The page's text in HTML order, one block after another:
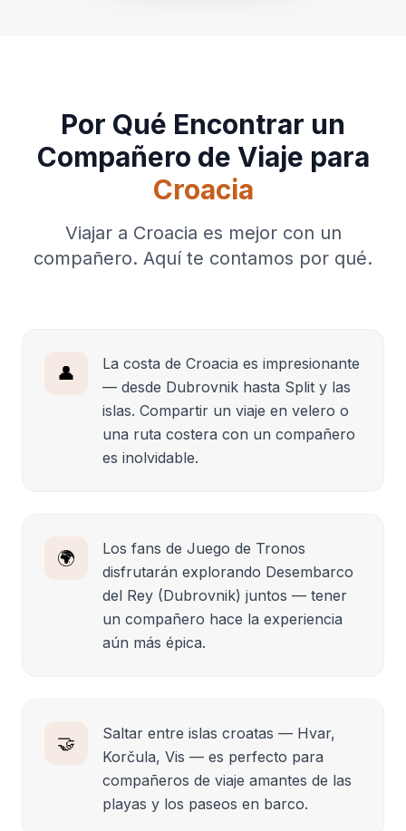
Por Qué Encontrar un
Compañero de Viaje para
Croacia
Viajar a Croacia es mejor con un
compañero. Aquí te contamos por qué.
👤
La costa de Croacia es impresionante
— desde Dubrovnik hasta Split y las
islas. Compartir un viaje en velero o
una ruta costera con un compañero
es inolvidable.
🌍
Los fans de Juego de Tronos
disfrutarán explorando Desembarco
del Rey (Dubrovnik) juntos — tener
un compañero hace la experiencia
aún más épica.
🤝
Saltar entre islas croatas — Hvar,
Korčula, Vis — es perfecto para
compañeros de viaje amantes de las
playas y los paseos en barco.